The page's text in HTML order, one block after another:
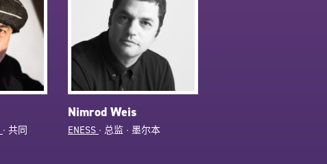
∙ 共同
Nimrod Weis
ENESS ∙ 总监 ∙ 墨尔本